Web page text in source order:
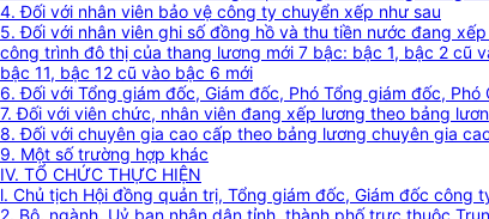
4. Đối với nhân viên bảo vệ công ty chuyển xếp như sau
5. Đối với nhân viên ghi số đồng hồ và thu tiền nước đang
công trình đô thị của thang lương mới 7 bậc: bậc 1, bậc 2 cũ
bậc 11, bậc 12 cũ vào bậc 6 mới
6. Đối với Tổng giám đốc, Giám đốc, Phó Tổng giám đốc,
7. Đối với viên chức, nhân viên đang xếp lương theo bảng
8. Đối với chuyên gia cao cấp theo bảng lương chuyên gia
9. Một số trường hợp khác
IV. TỔ CHỨC THỰC HIỆN
l. Chủ tịch Hội đồng quản trị, Tổng giám đốc, Giám đốc công
2. Bộ, ngành, Uỷ ban nhân dân tỉnh, thành phố trực thuộc